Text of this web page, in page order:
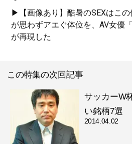
▶【画像あり】酷暑のSEXはこ
が思わずアエぐ体位を、AV女優
が再現した
この特集の次回記事
サッカーW
い銘柄7選
2014.04.02